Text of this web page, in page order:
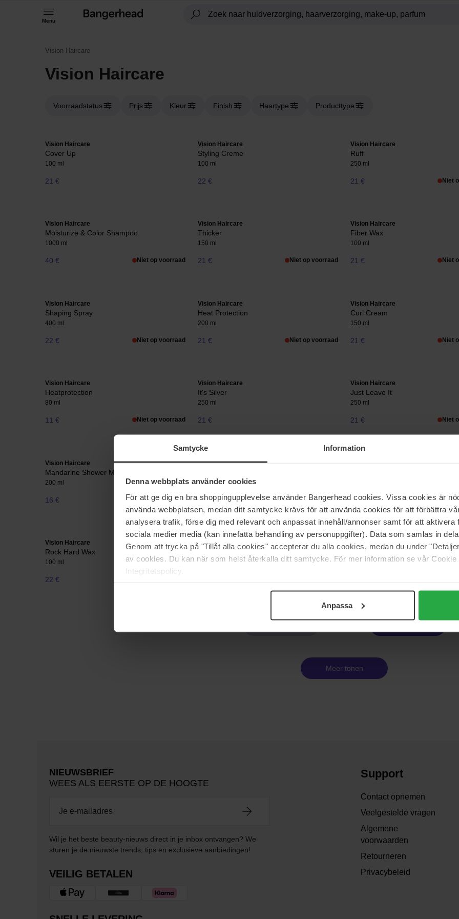
Samtycke Information
Denna webbplats använder cookies
För att ge dig en bra shoppingupplevelse använder Bangerhead cookies. Vissa cookies är
använda webbplatsen, medan ditt samtycke krävs för att använda cookies för att förbättra
analysera trafik, förse dig med relevant och anpassat innehåll/annonser samt för att aktivera
sociala medier media (kan innefatta behandling av personuppgifter). Data som samlas in
Genom att trycka på "Tillåt alla cookies" accepterar du alla cookies, medan du under
av cookies. Du kan när som helst återkalla ditt samtycke. För mer information se vår
Integritetspolicy.
Anpassa
Menu
Vision Haircare
Vision Haircare
Voorraadstatus Prijs Kleur Finish Haartype Producttype
Vision Haircare
Cover Up
100 ml
21 €
Vision Haircare
Styling Creme
100 ml
22 €
Vision Haircare
Ruff
250 ml
21 € Niet
Vision Haircare
Moisturize & Color Shampoo
1000 ml
40 € Niet op voorraad
Vision Haircare
Thicker
150 ml
21 € Niet op voorraad
Vision Haircare
Fiber Wax
100 ml
21 € Niet
Vision Haircare
Shaping Spray
400 ml
22 € Niet op voorraad
Vision Haircare
Heat Protection
200 ml
21 € Niet op voorraad
Vision Haircare
Curl Cream
150 ml
21 € Niet
Vision Haircare
Heatprotection
80 ml
11 € Niet op voorraad
Vision Haircare
It's Silver
250 ml
21 €
Vision Haircare
Just Leave It
250 ml
21 € Niet
Vision Haircare
Mandarine Shower Mousse
200 ml
16 € Niet op voorraad
Vision Haircare
1000 ml
40 € Niet op voorraad 21 € Niet
Vision Haircare
Rock Hard Wax
100 ml
22 €
Vision Haircare
Root Lifter
200 ml
Vision Haircare
Smooth Creaminal
150 ml
Meer tonen
NIEUWSBRIEF
WEES ALS EERSTE OP DE HOOGTE
Wil je het beste beauty-nieuws direct in je inbox ontvangen? We
sturen je de nieuwste trends, tips en exclusieve aanbiedingen!
VEILIG BETALEN
Support
Contact opnemen
Veelgestelde vragen
Algemene
voorwaarden
Retourneren
Privacybeleid